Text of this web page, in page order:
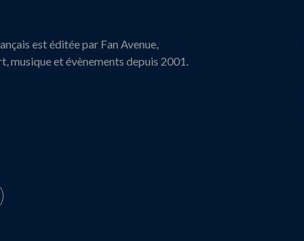
est éditée par Fan Avenue,
et évènements depuis 2001.